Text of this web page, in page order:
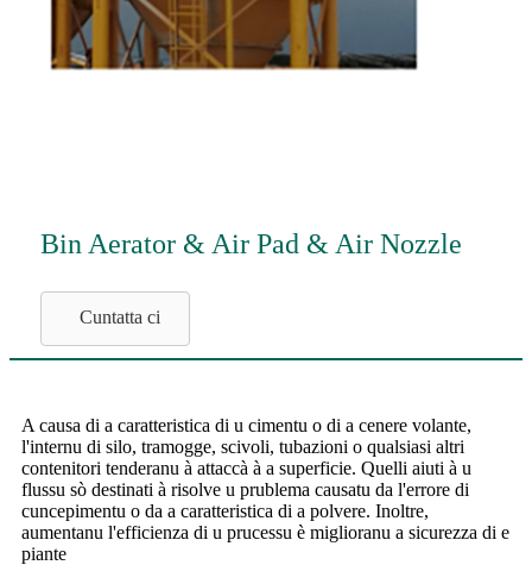
Bin Aerator & Air Pad & Air Nozzle
Cuntatta ci
A causa di a caratteristica di u cimentu o di a cenere volante,
l'internu di silo, tramogge, scivoli, tubazioni o qualsiasi altri
contenitori tenderanu à attaccà à a superficie. Quelli aiuti à u
flussu sò destinati à risolve u prublema causatu da l'errore di
cuncepimentu o da a caratteristica di a polvere. Inoltre,
aumentanu l'efficienza di u prucessu è miglioranu a sicurezza di e
piante